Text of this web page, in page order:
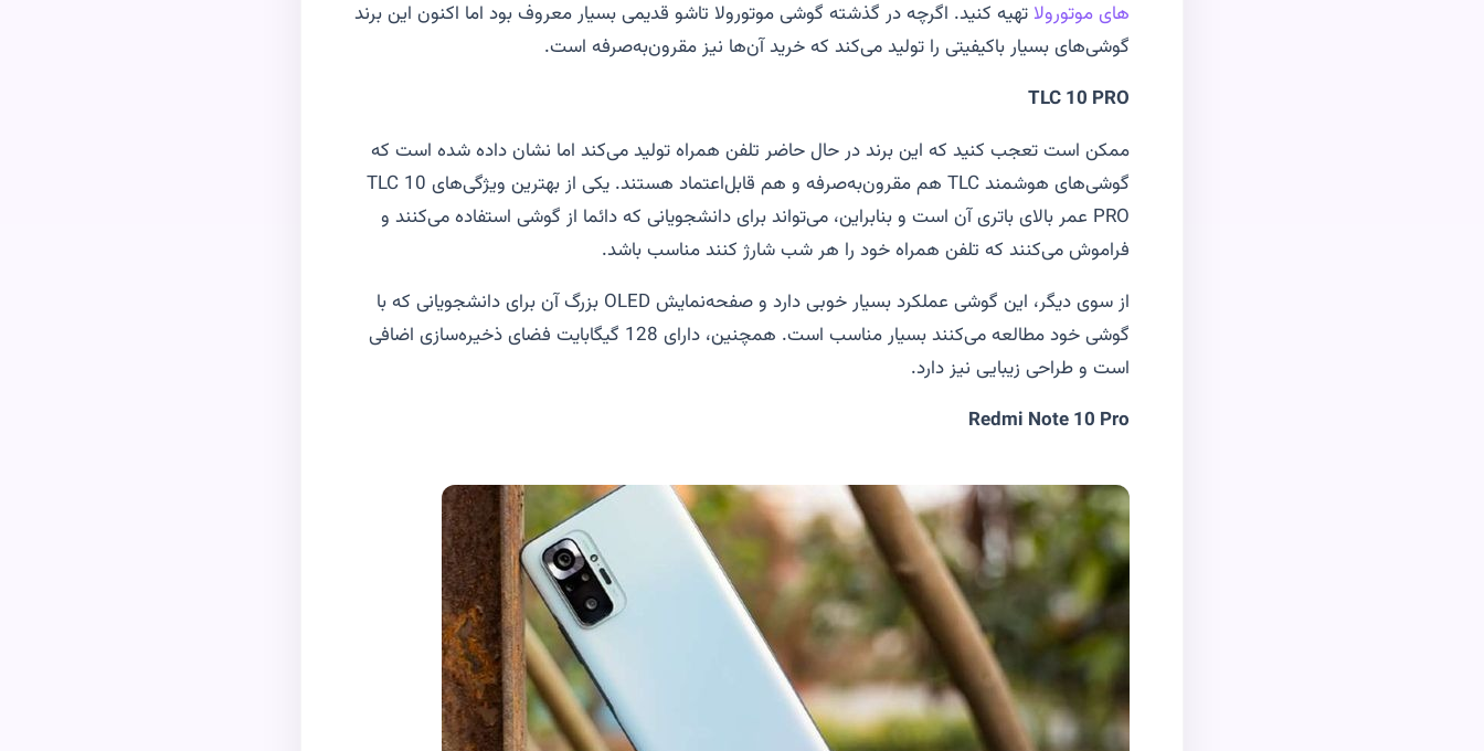
های موتورولا تهیه کنید. اگرچه در گذشته گوشی موتورولا تاشو قدیمی بسیار معروف بود اما اکنون این برند
گوشی‌های بسیار باکیفیتی را تولید می‌کند که خرید آن‌ها نیز مقرون‌به‌صرفه است.
TLC 10 PRO
ممکن است تعجب کنید که این برند در حال حاضر تلفن همراه تولید می‌کند اما نشان داده شده است که
گوشی‌های هوشمند
هم مقرون‌به‌صرفه و هم قابل‌اعتماد هستند. یکی از بهترین ویژگی‌های TLC 10
PRO عمر بالای باتری آن است و بنابراین، می‌تواند برای دانشجویانی که دائما از گوشی استفاده می‌کنند و
فراموش می‌کنند که تلفن همراه خود را هر شب شارژ کنند مناسب باشد.
از سوی دیگر، این گوشی عملکرد بسیار خوبی دارد و صفحه‌نمایش
بزرگ آن برای دانشجویانی که با
گوشی خود مطالعه می‌کنند بسیار مناسب است. همچنین، دارای 128 گیگابایت فضای ذخیره‌سازی اضافی
است و طراحی زیبایی نیز دارد.
Redmi Note 10 Pro